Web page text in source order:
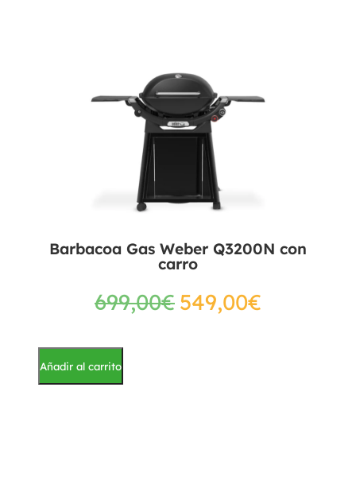
Barbacoa Gas Weber Q3200N con
carro
699,00€ 549,00€
Añadir al carrito